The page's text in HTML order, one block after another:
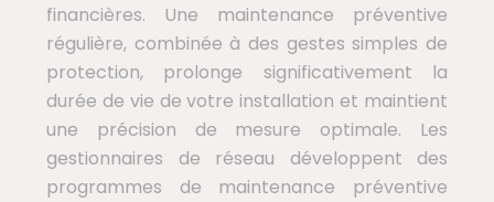
financières. Une maintenance préventive
régulière, combinée à des gestes simples de
protection, prolonge significativement la
durée de vie de votre installation et maintient
une précision de mesure optimale. Les
gestionnaires de réseau développent des
programmes de maintenance préventive